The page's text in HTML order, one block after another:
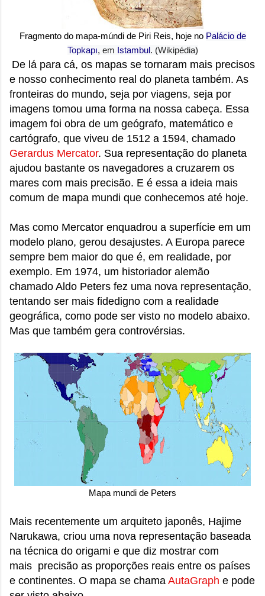
Fragmento do mapa-múndi de Piri Reis, hoje no Palácio de
Topkapı, em Istambul. (Wikipédia)
De lá para cá, os mapas se tornaram mais precisos
e nosso conhecimento real do planeta também. As
fronteiras do mundo, seja por viagens, seja por
imagens tomou uma forma na nossa cabeça. Essa
imagem foi obra de um geógrafo, matemático e
cartógrafo, que viveu de 1512 a 1594, chamado
Gerardus Mercator. Sua representação do planeta
ajudou bastante os navegadores a cruzarem os
mares com mais precisão. E é essa a ideia mais
comum de mapa mundi que conhecemos até hoje.
Mas como Mercator enquadrou a superfície em um
modelo plano, gerou desajustes. A Europa parece
sempre bem maior do que é, em realidade, por
exemplo. Em 1974, um historiador alemão
chamado Aldo Peters fez uma nova representação,
tentando ser mais fidedigno com a realidade
geográfica, como pode ser visto no modelo abaixo.
Mas que também gera controvérsias.
Mapa mundi de Peters
Mais recentemente um arquiteto japonês, Hajime
Narukawa, criou uma nova representação baseada
na técnica do origami e que diz mostrar com
mais precisão as proporções reais entre os países
e continentes. O mapa se chama AutaGraph e pode